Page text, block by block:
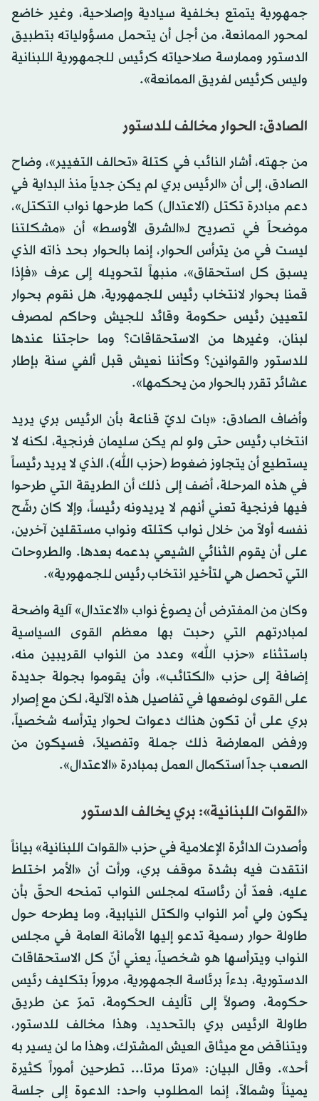
جمهورية يتمتع بخلفية سيادية وإصلاحية، وغير خاضع
لمحور الممانعة، من أجل أن يتحمل مسؤولياته بتطبيق
الدستور وممارسة صلاحياته كرئيس للجمهورية اللبنانية
وليس كرئيس لفريق الممانعة».
الصادق: الحوار مخالف للدستور
من جهته، أشار النائب في كتلة «تحالف التغيير»، وضاح
الصادق، إلى أن «الرئيس بري لم يكن جدياً منذ البداية في
دعم مبادرة تكتل (الاعتدال) كما طرحها نواب التكتل»،
موضحاً في تصريح لـ«الشرق الأوسط» أن «مشكلتنا
ليست في من يترأس الحوار، إنما بالحوار بحد ذاته الذي
يسبق كل استحقاق»، منبهاً لتحويله إلى عرف «فإذا
قمنا بحوار لانتخاب رئيس للجمهورية، هل نقوم بحوار
لتعيين رئيس حكومة وقائد للجيش وحاكم لمصرف
لبنان، وغيرها من الاستحقاقات؟ وما حاجتنا عندها
للدستور والقوانين؟ وكأننا نعيش قبل ألفي سنة بإطار
عشائر تقرر بالحوار من يحكمها».
وأضاف الصادق: «بات لديّ قناعة بأن الرئيس بري يريد
انتخاب رئيس حتى ولو لم يكن سليمان فرنجية، لكنه لا
يستطيع أن يتجاوز ضغوط (حزب الله)، الذي لا يريد رئيساً
في هذه المرحلة، أضف إلى ذلك أن الطريقة التي طرحوا
فيها فرنجية تعني أنهم لا يريدونه رئيساً، وإلا كان رشّح
نفسه أولاً من خلال نواب كتلته ونواب مستقلين آخرين،
على أن يقوم الثنائي الشيعي بدعمه بعدها. والطروحات
التي تحصل هي لتأخير انتخاب رئيس للجمهورية».
وكان من المفترض أن يصوغ نواب «الاعتدال» آلية واضحة
لمبادرتهم التي رحبت بها معظم القوى السياسية
باستثناء «حزب الله» وعدد من النواب القريبين منه،
إضافة إلى حزب «الكتائب»، وأن يقوموا بجولة جديدة
على القوى لوضعها في تفاصيل هذه الآلية، لكن مع إصرار
بري على أن تكون هناك دعوات لحوار يترأسه شخصياً،
ورفض المعارضة ذلك جملة وتفصيلاً، فسيكون من
الصعب جداً استكمال العمل بمبادرة «الاعتدال».
«القوات اللبنانية»: بري يخالف الدستور
وأصدرت الدائرة الإعلامية في حزب «القوات اللبنانية» بياناً
انتقدت فيه بشدة موقف بري، ورأت أن «الأمر اختلط
عليه، فعدّ أن رئاسته لمجلس النواب تمنحه الحقّ بأن
يكون ولي أمر النواب والكتل النيابية، وما يطرحه حول
طاولة حوار رسمية تدعو إليها الأمانة العامة في مجلس
النواب ويترأسها هو شخصياً، يعني أنّ كل الاستحقاقات
الدستورية، بدءاً برئاسة الجمهورية، مروراً بتكليف رئيس
حكومة، وصولاً إلى تأليف الحكومة، تمرّ عن طريق
طاولة الرئيس بري بالتحديد، وهذا مخالف للدستور،
ويتناقض مع ميثاق العيش المشترك، وهذا ما لن يسير به
أحد». وقال البيان: «مرتا مرتا... تطرحين أموراً كثيرة
يميناً وشمالاً، إنما المطلوب واحد: الدعوة إلى جلسة